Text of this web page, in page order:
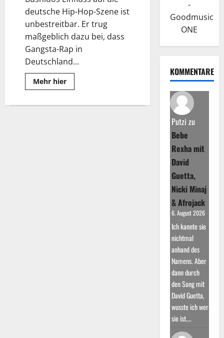
deutsche Hip-Hop-Szene ist
unbestreitbar. Er trug
maßgeblich dazu bei, dass
Gangsta-Rap in
Deutschland...
Mehr hierRead
more
Meilenstein
-
Goodmusic
ONE
KOMMENTARE
Putzi zu
Bebe
Rexha mit
David
Guetta,
Nicki Minaj
& Afrojack
6. August 2026
Ich kannte sie
nichtmal
anhand des
Namens. Aber
dann durch
den Song mit
David Guetta,
wusste ich wer
sie ist.…